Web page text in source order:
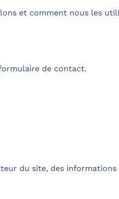
et comment nous les
de contact.
du site, des